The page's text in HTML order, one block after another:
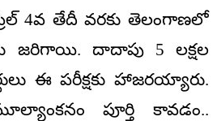
4వ తేదీ వరకు తెలంగాణలో
జరిగాయి. దాదాపు 5 లక్షల
ఈ పరీక్షకు హాజరయ్యారు.
పూర్తి కావడం..